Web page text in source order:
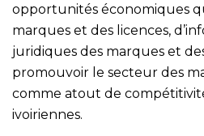
opportunités économiques
marques et des licences,
juridiques des marques et
promouvoir le secteur des
comme atout de
ivoiriennes.